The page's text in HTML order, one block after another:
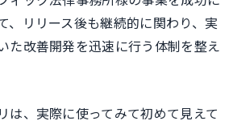
、リリース後も継続的に関わり、実
た改善開発を迅速に行う体制を整え
は、実際に使ってみて初めて見えて